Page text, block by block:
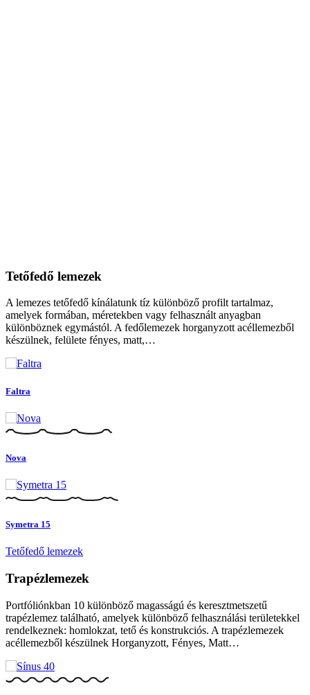
Tetőfedő lemezek
A lemezes tetőfedő kínálatunk tíz különböző profilt tartalmaz,
amelyek formában, méretekben vagy felhasznált anyagban
különböznek egymástól. A fedőlemezek horganyzott acéllemezből
készülnek, felülete fényes, matt,…
Faltra
Nova
Symetra 15
Tetőfedő lemezek
Trapézlemezek
Portfóliónkban 10 különböző magasságú és keresztmetszetű
trapézlemez található, amelyek különböző felhasználási területekkel
rendelkeznek: homlokzat, tető és konstrukciós. A trapézlemezek
acéllemezből készülnek Horganyzott, Fényes, Matt…